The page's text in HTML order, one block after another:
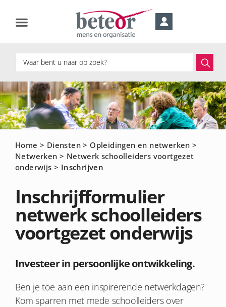
Home > Diensten > Opleidingen en netwerken >
Netwerken > Netwerk schoolleiders voortgezet
onderwijs > Inschrijven
Inschrijfformulier
netwerk schoolleiders
voortgezet onderwijs
Investeer in persoonlijke ontwikkeling.
Ben je toe aan een inspirerende netwerkdagen?
Kom sparren met mede schoolleiders over